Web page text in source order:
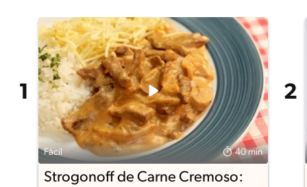
Fácil 40 min
Strogonoff de Carne Cremoso: